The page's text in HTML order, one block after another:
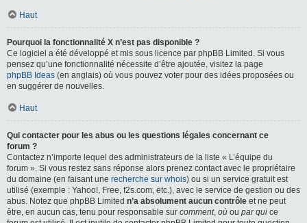
Haut
Pourquoi la fonctionnalité X n’est pas disponible ?
Ce logiciel a été développé et mis sous licence par phpBB Limited. Si vous
pensez qu’une fonctionnalité nécessite d’être ajoutée, visitez la page
phpBB Ideas (en anglais) où vous pouvez voter pour des idées proposées ou
en suggérer de nouvelles.
Haut
Qui contacter pour les abus ou les questions légales concernant ce
forum ?
Contactez n’importe lequel des administrateurs de la liste « L’équipe du
forum ». Si vous restez sans réponse alors prenez contact avec le propriétaire
du domaine (en faisant une recherche sur whois) ou si un service gratuit est
utilisé (exemple : Yahoo!, Free, f2s.com, etc.), avec le service de gestion ou des
abus. Notez que phpBB Limited n’a absolument aucun contrôle et ne peut
être, en aucun cas, tenu pour responsable sur comment, où ou par qui ce